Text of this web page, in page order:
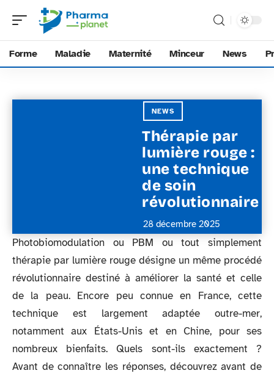
Forme Maladie Maternité Minceur News
NEWS
Thérapie par
lumière rouge :
une technique
de soin
révolutionnaire
28 décembre 2025
Photobiomodulation ou PBM ou tout simplement
thérapie par lumière rouge désigne un même procédé
révolutionnaire destiné à améliorer la santé et celle
de la peau. Encore peu connue en France, cette
technique est largement adaptée outre-mer,
notamment aux États-Unis et en Chine, pour ses
nombreux bienfaits. Quels sont-ils exactement ?
Avant de connaître les réponses, découvrez avant de